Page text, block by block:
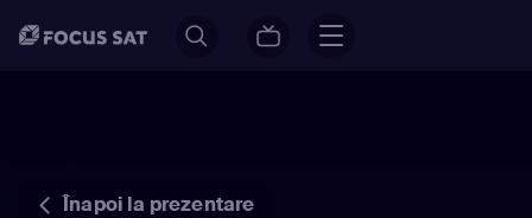
Înapoi la prezentare